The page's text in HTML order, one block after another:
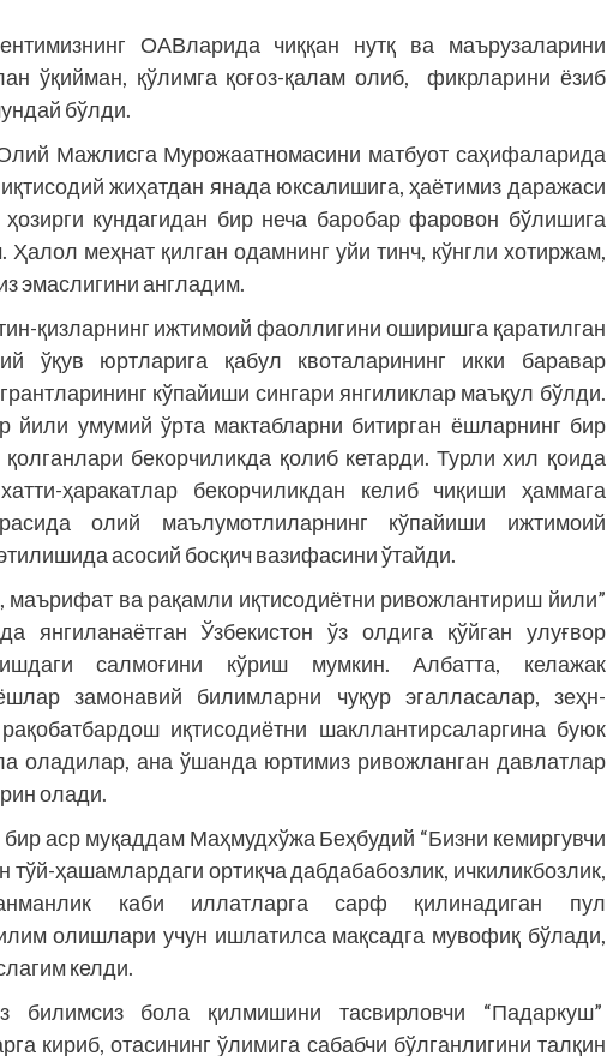
ОАВларида чиққан нутқ ва маърузаларини
ўқийман, қўлимга қоғоз-қалам олиб, фикрларини ёзиб
бўлди.
Мажлисга Мурожаатномасини матбуот саҳифаларида
жиҳатдан янада юксалишига, ҳаётимиз даражаси
кундагидан бир неча баробар фаровон бўлишига
меҳнат қилган одамнинг уйи тинч, кўнгли хотиржам,
эмаслигини англадим.
қизларнинг ижтимоий фаоллигини оширишга қаратилган
ўқув юртларига қабул квоталарининг икки баравар
кўпайиши сингари янгиликлар маъқул бўлди.
йили умумий ўрта мактабларни битирган ёшларнинг бир
бекорчиликда қолиб кетарди. Турли хил қоида
ҳаракатлар бекорчиликдан келиб чиқиши ҳаммага
олий маълумотлиларнинг кўпайиши ижтимоий
асосий босқич вазифасини ўтайди.
ва рақамли иқтисодиётни ривожлантириш йили”
янгиланаётган Ўзбекистон ўз олдига қўйган улуғвор
салмоғини кўриш мумкин. Албатта, келажак
замонавий билимларни чуқур эгалласалар, зеҳн-
иқтисодиётни шакллантирсаларгина буюк
оладилар, ана ўшанда юртимиз ривож­ланган давлатлар
олади.
аср муқаддам Маҳмудхўжа Беҳбудий “Бизни кемиргувчи
тўй-ҳашамлардаги ортиқча дабдабабозлик, ичкиликбозлик,
каби иллатларга сарф қилинадиган пул
олишлари учун ишлатилса мақсадга мувофиқ бўлади,
келди.
билимсиз бола қилмишини тас­вирловчи “Падаркуш”
кириб, отасининг ўлимига сабабчи бўлганлигини талқин